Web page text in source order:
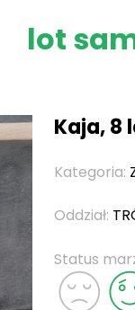
lot
Kaja, 8
Kategoria:
Oddział:
Status